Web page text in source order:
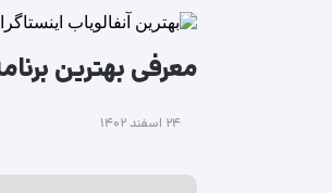
معرفی بهترین
۲۴ اسفند ۱۴۰۲